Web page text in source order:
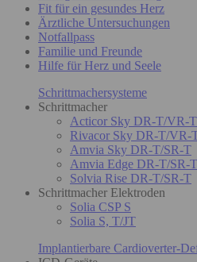
Fit für ein gesundes Herz
Ärztliche Untersuchungen
Notfallpass
Familie und Freunde
Hilfe für Herz und Seele
Schrittmachersysteme
Schrittmacher
Acticor Sky DR-T/VR-
Rivacor Sky DR-T/
Amvia Sky DR-T/SR-T
Amvia Edge DR-T/SR-T
Solvia Rise DR-T/SR-T
Schrittmacher Elektroden
Solia CSP S
Solia S, T/JT
Implantierbare Cardioverter-